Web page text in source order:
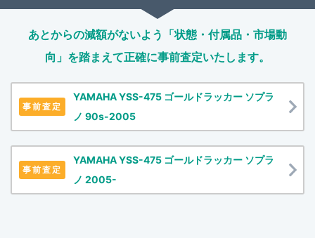
あとからの減額がないよう「状態・付属品・市場動
向」を踏まえて正確に事前査定いたします。
事前査定
YAMAHA YSS-475 ゴールドラッカー ソプラ
ノ 90s-2005
事前査定
YAMAHA YSS-475 ゴールドラッカー ソプラ
ノ 2005-